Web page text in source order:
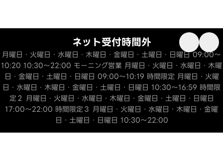
ネット受付時間外
月曜日・火曜日・水曜日・木曜日・金曜日・土曜日・日曜日 09:00～
10:20 10:30～22:00 モーニング営業 月曜日・火曜日・水曜日・木曜
日・金曜日・土曜日・日曜日 09:00～10:19 時間限定 月曜日・火曜
日・水曜日・木曜日・金曜日・土曜日・日曜日 10:30～16:59 時間限
定２ 月曜日・火曜日・水曜日・木曜日・金曜日・土曜日・日曜日
17:00～22:00 時間限定３ 月曜日・火曜日・水曜日・木曜日・金曜
日・土曜日・日曜日 10:30～22:00